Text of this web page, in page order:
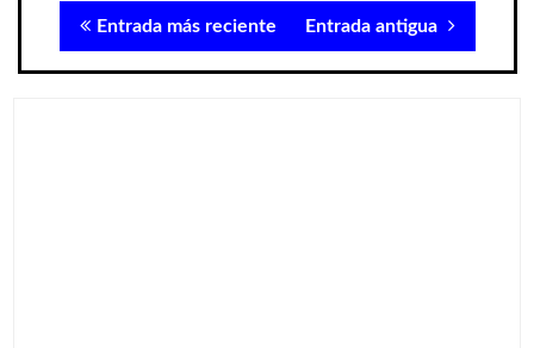
Entrada más reciente Entrada antigua